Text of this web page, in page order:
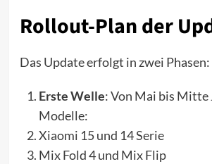
Rollout-Plan der
Das Update erfolgt in zwei Phasen:
Erste Welle: Von Mai bis Mitte
Modelle:
Xiaomi 15 und 14 Serie
Mix Fold 4 und Mix Flip